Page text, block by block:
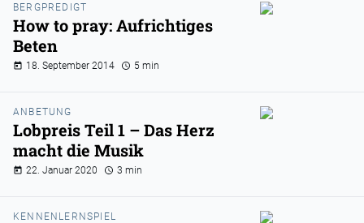
BERGPREDIGT
How to pray: Aufrichtiges
Beten
18. September 2014 5 min
ANBETUNG
Lobpreis Teil 1 – Das Herz
macht die Musik
22. Januar 2020 3 min
KENNENLERNSPIEL